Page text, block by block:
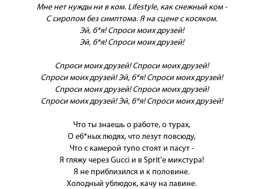
Мне нет нужды ни в ком. Lifestyle, как снежный ком -
С сиропом без симптома. Я на сцене с косяком.
Эй, б*я! Спроси моих друзей!
Эй, б*я! Спроси моих друзей!
Спроси моих друзей! Спроси моих друзей!
Спроси моих друзей! Эй, б*я! Спроси моих друзей!
Спроси моих друзей! Спроси моих друзей!
Спроси моих друзей! Эй, б*я! Спроси моих друзей!
Что ты знаешь о работе, о турах,
О еб*ных людях, что лезут повсюду,
Что с камерой тупо стоят и пасут -
Я гляжу через Gucci и в Sprit'е микстура!
Я не приблизился и к половине.
Холодный ублюдок, качу на лавине.